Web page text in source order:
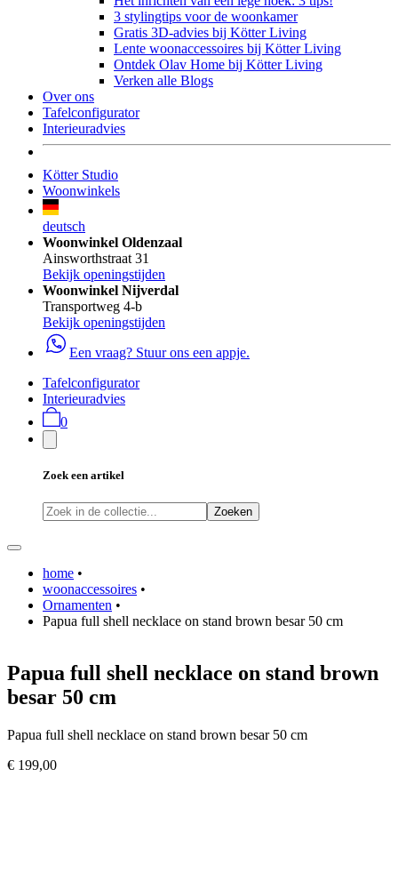
3 stylingtips voor de woonkamer
Gratis 3D-advies bij Kötter Living
Lente woonaccessoires bij Kötter Living
Ontdek Olav Home bij Kötter Living
Verken alle Blogs
Over ons
Tafelconfigurator
Interieuradvies
Kötter Studio
Woonwinkels
deutsch
Woonwinkel Oldenzaal
Ainsworthstraat 31
Bekijk openingstijden
Woonwinkel Nijverdal
Transportweg 4-b
Bekijk openingstijden
Een vraag? Stuur ons een appje.
Tafelconfigurator
Interieuradvies
0
Zoek een artikel
Zoeken
home •
woonaccessoires •
Ornamenten •
Papua full shell necklace on stand brown besar 50 cm
Papua full shell necklace on stand brown
besar 50 cm
Papua full shell necklace on stand brown besar 50 cm
€ 199,00